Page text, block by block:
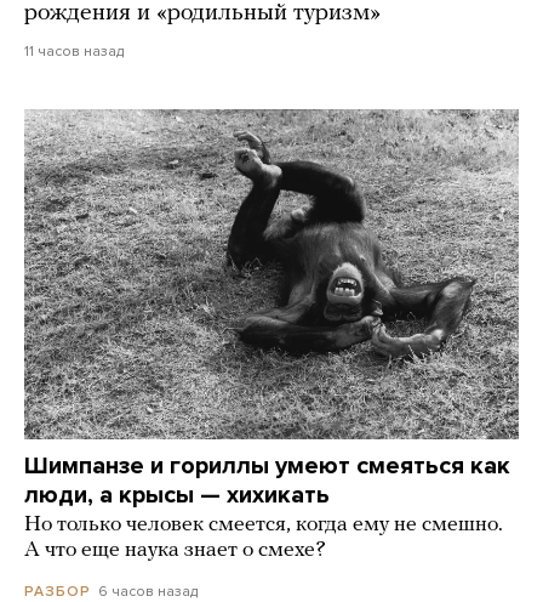
рождения и «родильный туризм»
11 часов назад
Шимпанзе и гориллы умеют смеяться как
люди, а крысы — хихикать
Но только человек смеется, когда ему не смешно.
А что еще наука знает о смехе?
РАЗБОР 6 часов назад